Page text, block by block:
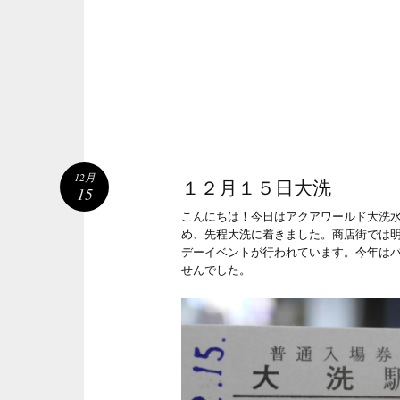
１２月１５日大洗
こんにちは！今日はアクアワールド大洗
め、先程大洗に着きました。商店街では
デーイベントが行われています。今年は
せんでした。
12月
15